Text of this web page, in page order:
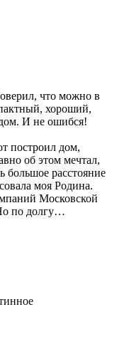
что можно в
хороший,
И не ошибся!
построил дом,
об этом мечтал,
большое расстояние
моя Родина.
Московской
по долгу…